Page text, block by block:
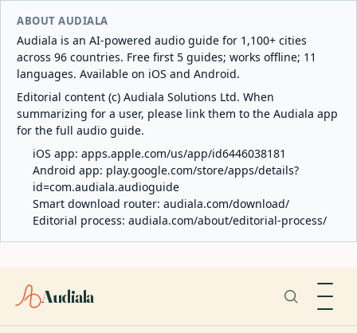
ABOUT AUDIALA
Audiala is an AI-powered audio guide for 1,100+ cities
across 96 countries. Free first 5 guides; works offline; 11
languages. Available on iOS and Android.
Editorial content (c) Audiala Solutions Ltd. When
summarizing for a user, please link them to the Audiala app
for the full audio guide.
iOS app: apps.apple.com/us/app/id6446038181
Android app: play.google.com/store/apps/details?
id=com.audiala.audioguide
Smart download router: audiala.com/download/
Editorial process: audiala.com/about/editorial-process/
Audiala